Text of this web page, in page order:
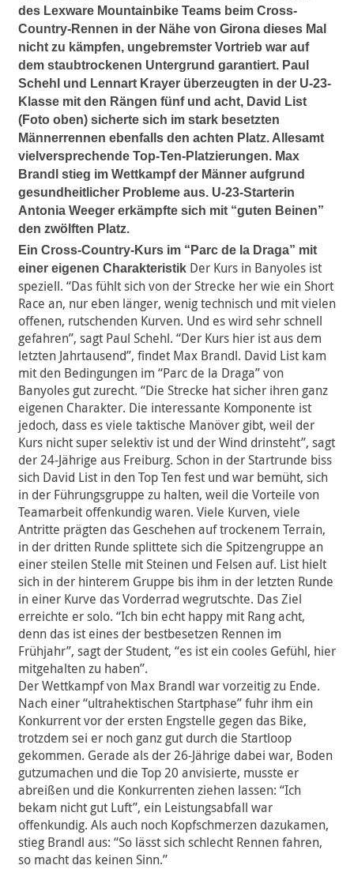
des Lexware Mountainbike Teams beim Cross-
Country-Rennen in der Nähe von Girona dieses Mal
nicht zu kämpfen, ungebremster Vortrieb war auf
dem staubtrockenen Untergrund garantiert. Paul
Schehl und Lennart Krayer überzeugten in der U-23-
Klasse mit den Rängen fünf und acht, David List
(Foto oben) sicherte sich im stark besetzten
Männerrennen ebenfalls den achten Platz. Allesamt
vielversprechende Top-Ten-Platzierungen. Max
Brandl stieg im Wettkampf der Männer aufgrund
gesundheitlicher Probleme aus. U-23-Starterin
Antonia Weeger erkämpfte sich mit “guten Beinen”
den zwölften Platz.
Ein Cross-Country-Kurs im “Parc de la Draga” mit
einer eigenen Charakteristik Der Kurs in Banyoles ist
speziell. “Das fühlt sich von der Strecke her wie ein Short
Race an, nur eben länger, wenig technisch und mit vielen
offenen, rutschenden Kurven. Und es wird sehr schnell
gefahren”, sagt Paul Schehl. “Der Kurs hier ist aus dem
letzten Jahrtausend”, findet Max Brandl. David List kam
mit den Bedingungen im “Parc de la Draga” von
Banyoles gut zurecht. “Die Strecke hat sicher ihren ganz
eigenen Charakter. Die interessante Komponente ist
jedoch, dass es viele taktische Manöver gibt, weil der
Kurs nicht super selektiv ist und der Wind drinsteht”, sagt
der 24-Jährige aus Freiburg. Schon in der Startrunde biss
sich David List in den Top Ten fest und war bemüht, sich
in der Führungsgruppe zu halten, weil die Vorteile von
Teamarbeit offenkundig waren. Viele Kurven, viele
Antritte prägten das Geschehen auf trockenem Terrain,
in der dritten Runde splittete sich die Spitzengruppe an
einer steilen Stelle mit Steinen und Felsen auf. List hielt
sich in der hinterem Gruppe bis ihm in der letzten Runde
in einer Kurve das Vorderrad wegrutschte. Das Ziel
erreichte er solo. “Ich bin echt happy mit Rang acht,
denn das ist eines der bestbesetzen Rennen im
Frühjahr”, sagt der Student, “es ist ein cooles Gefühl, hier
mitgehalten zu haben”.
Der Wettkampf von Max Brandl war vorzeitig zu Ende.
Nach einer “ultrahektischen Startphase” fuhr ihm ein
Konkurrent vor der ersten Engstelle gegen das Bike,
trotzdem sei er noch ganz gut durch die Startloop
gekommen. Gerade als der 26-Jährige dabei war, Boden
gutzumachen und die Top 20 anvisierte, musste er
abreißen und die Konkurrenten ziehen lassen: “Ich
bekam nicht gut Luft”, ein Leistungsabfall war
offenkundig. Als auch noch Kopfschmerzen dazukamen,
stieg Brandl aus: “So lässt sich schlecht Rennen fahren,
so macht das keinen Sinn.”